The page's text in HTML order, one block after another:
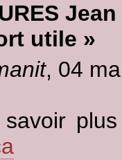
Jean
utile »
, 04